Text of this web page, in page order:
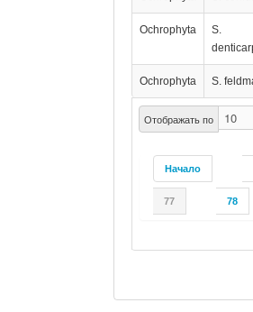
Отображать по
Начало
77 78
Ochrophyta
S.
Ochrophyta S.